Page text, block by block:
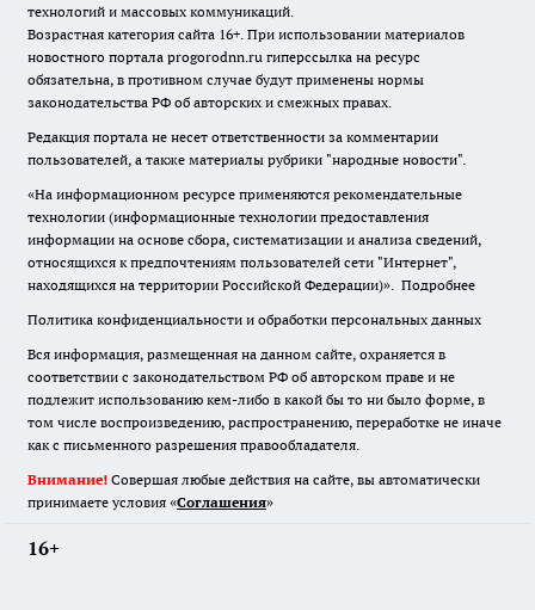
технологий и массовых коммуникаций.
Возрастная категория сайта 16+. При использовании материалов
новостного портала progorodnn.ru гиперссылка на ресурс
обязательна, в противном случае будут применены нормы
законодательства РФ об авторских и смежных правах.
Редакция портала не несет ответственности за комментарии
пользователей, а также материалы рубрики "народные новости".
«На информационном ресурсе применяются рекомендательные
технологии (информационные технологии предоставления
информации на основе сбора, систематизации и анализа сведений,
относящихся к предпочтениям пользователей сети "Интернет",
находящихся на территории Российской Федерации)». Подробнее
Политика конфиденциальности и обработки персональных данных
Вся информация, размещенная на данном сайте, охраняется в
соответствии с законодательством РФ об авторском праве и не
подлежит использованию кем-либо в какой бы то ни было форме, в
том числе воспроизведению, распространению, переработке не иначе
как с письменного разрешения правообладателя.
Внимание! Совершая любые действия на сайте, вы автоматически
принимаете условия «Cоглашения»
16+